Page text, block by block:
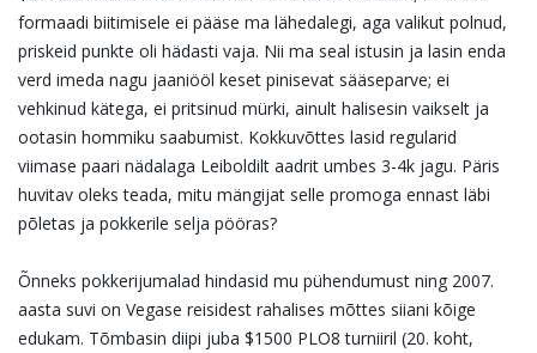
formaadi biitimisele ei pääse ma lähedalegi, aga valikut polnud,
priskeid punkte oli hädasti vaja. Nii ma seal istusin ja lasin enda
verd imeda nagu jaaniööl keset pinisevat sääseparve; ei
vehkinud kätega, ei pritsinud mürki, ainult halisesin vaikselt ja
ootasin hommiku saabumist. Kokkuvõttes lasid regularid
viimase paari nädalaga Leiboldilt aadrit umbes 3-4k jagu. Päris
huvitav oleks teada, mitu mängijat selle promoga ennast läbi
põletas ja pokkerile selja pööras?
Õnneks pokkerijumalad hindasid mu pühendumust ning 2007.
aasta suvi on Vegase reisidest rahalises mõttes siiani kõige
edukam. Tõmbasin diipi juba $1500 PLO8 turniiril (20. koht,